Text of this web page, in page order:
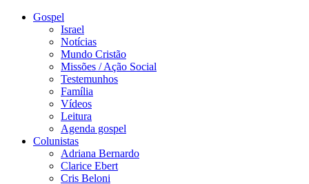
Gospel
Israel
Notícias
Mundo Cristão
Missões / Ação Social
Testemunhos
Família
Vídeos
Leitura
Agenda gospel
Colunistas
Adriana Bernardo
Clarice Ebert
Cris Beloni